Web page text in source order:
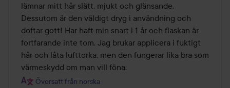
lämnar mitt hår slätt, mjukt och glänsande.
Dessutom är den väldigt dryg i användning och
doftar gott! Har haft min snart i 1 år och flaskan är
fortfarande inte tom. Jag brukar applicera i fuktigt
hår och låta lufttorka, men den fungerar lika bra som
värmeskydd om man vill föna.
Översatt från norska